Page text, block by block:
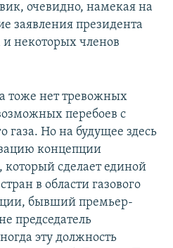
очевидно, намекая на
заявления президента
некоторых членов
тоже нет тревожных
перебоев с
газа. Но на будущее здесь
концепции
который сделает единой
в области газового
бывший премьер-
председатель
эту должность